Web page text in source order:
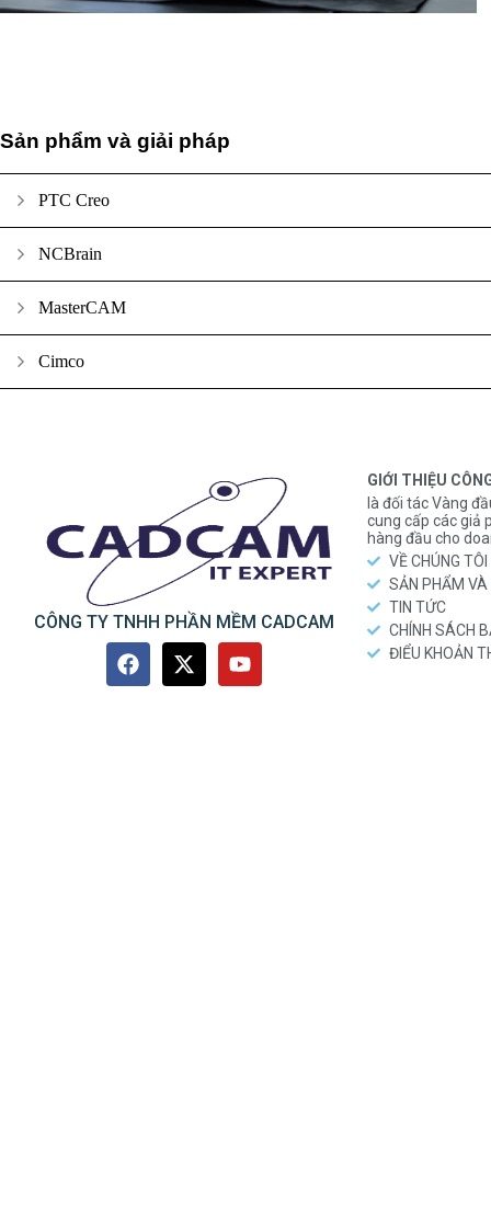
Sản phẩm và giải pháp
PTC Creo
NCBrain
MasterCAM
Cimco
CÔNG TY TNHH PHẦN MỀM CADCAM
GIỚI THIỆU
là đối tác Vàng
cung cấp các giả
hàng đầu cho
VỀ CHÚNG TÔI
SẢN PHẨM VÀ
TIN TỨC
CHÍNH SÁCH
ĐIỂU KHOẢN